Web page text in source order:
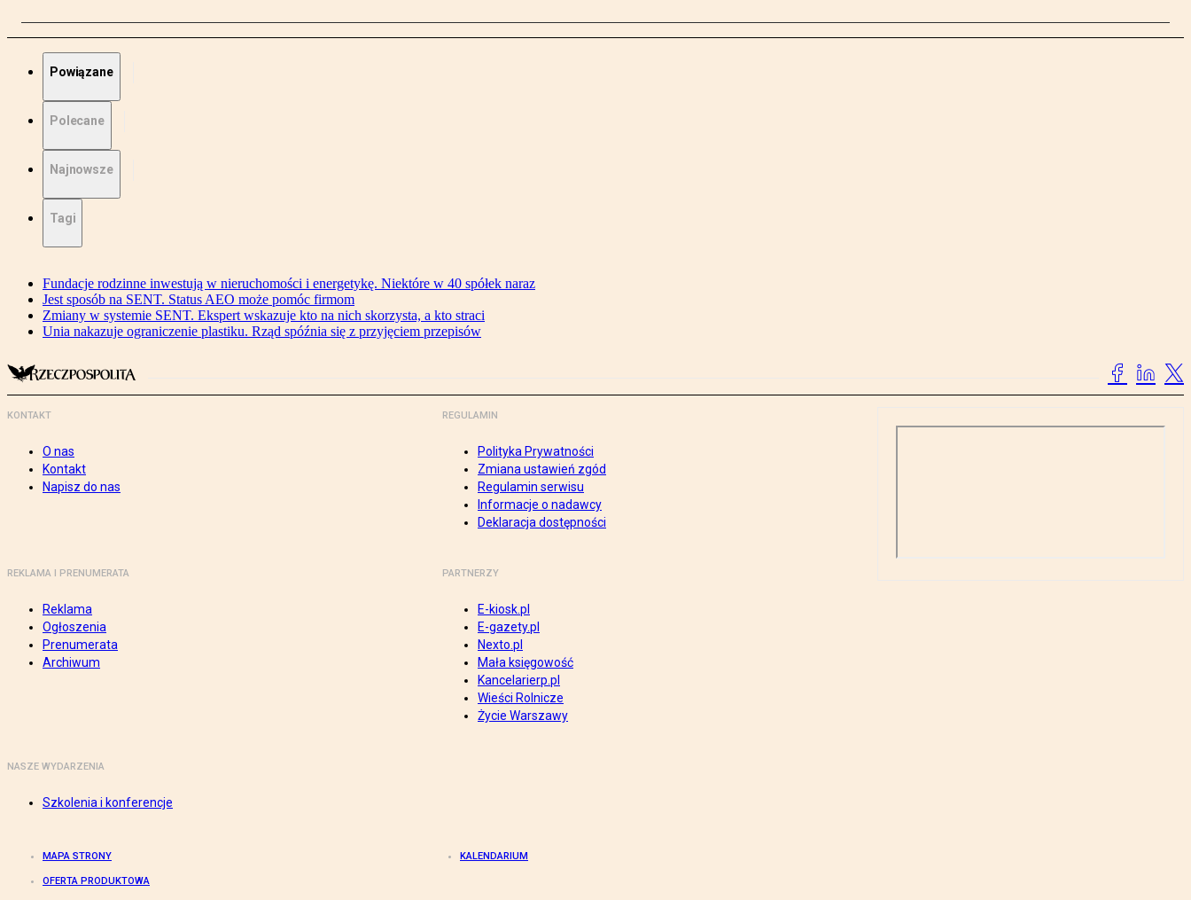
Powiązane
Polecane
Najnowsze
Tagi
Fundacje rodzinne inwestują w nieruchomości i energetykę. Niektóre w 40 spółek naraz
Jest sposób na SENT. Status AEO może pomóc firmom
Zmiany w systemie SENT. Ekspert wskazuje kto na nich skorzysta, a kto straci
Unia nakazuje ograniczenie plastiku. Rząd spóźnia się z przyjęciem przepisów
KONTAKT
O nas
Kontakt
Napisz do nas
REGULAMIN
Polityka Prywatności
Zmiana ustawień zgód
Regulamin serwisu
Informacje o nadawcy
Deklaracja dostępności
REKLAMA I PRENUMERATA
Reklama
Ogłoszenia
Prenumerata
Archiwum
PARTNERZY
E-kiosk.pl
E-gazety.pl
Nexto.pl
Mała księgowość
Kancelarierp.pl
Wieści Rolnicze
Życie Warszawy
NASZE WYDARZENIA
Szkolenia i konferencje
MAPA STRONY KALENDARIUM
OFERTA PRODUKTOWA